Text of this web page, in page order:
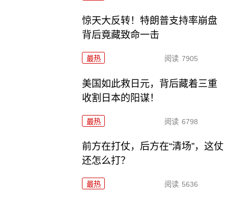
惊天大反转！特朗普支持率崩盘
背后竟藏致命一击
最热 阅读 7905
美国如此救日元，背后藏着三重
收割日本的阳谋！
最热 阅读 6798
前方在打仗，后方在“清场”，这仗
还怎么打？
最热 阅读 5636